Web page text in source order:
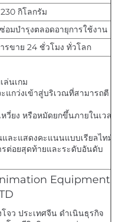
230 กิโลกรัม
อมบำรุงตลอดอายุการใช้งาน
รขาย 24 ชั่วโมง ทั่วโลก
ล่นเกม
แกว่งเข้าสู่บริเวณที่สามารถตี
ยง หรือหมัดยกขึ้นภายในเวลา
ละแสดงคะแนนแบบเรียลไทม์
ต่อยสุดท้ายและระดับอันดับ
Equipment
จว ประเทศจีน ดำเนินธุรกิจ